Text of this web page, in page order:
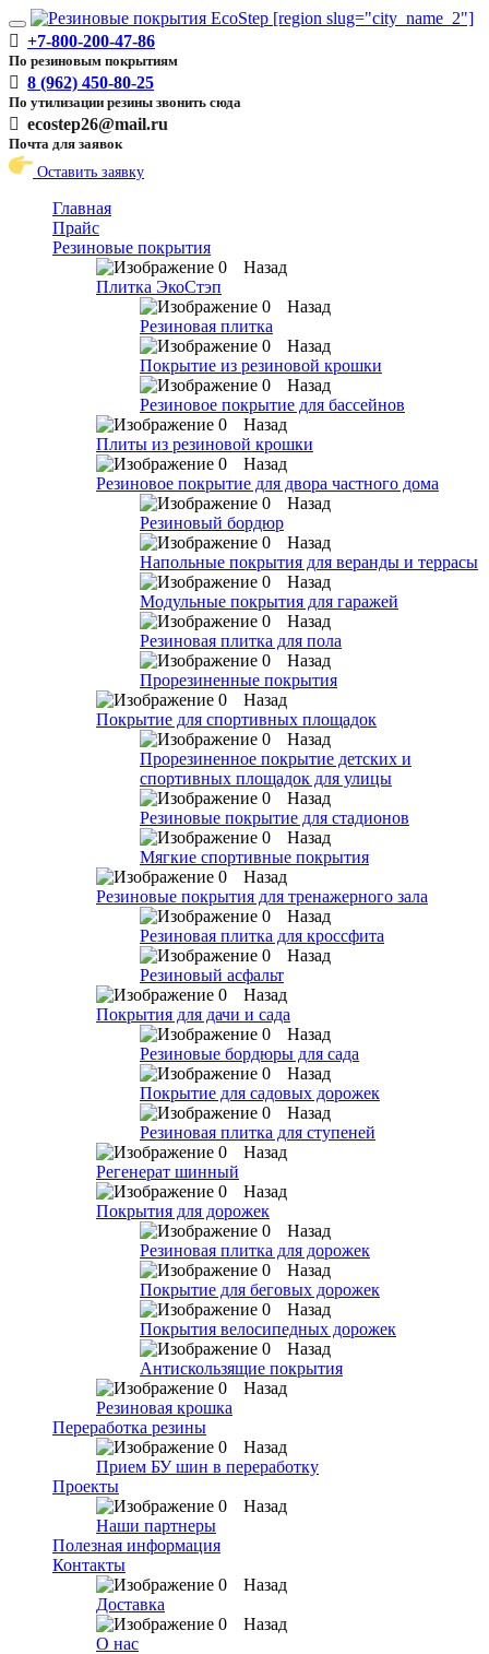
Toggle
navigation
+7-800-200-47-86
По резиновым покрытиям
8 (962) 450-80-25
По утилизации резины звонить сюда
ecostep26@mail.ru
Почта для заявок
Оставить заявку
Главная
Прайс
Резиновые покрытия
Назад
Плитка ЭкоСтэп
Назад
Резиновая плитка
Назад
Покрытие из резиновой крошки
Назад
Резиновое покрытие для бассейнов
Назад
Плиты из резиновой крошки
Назад
Резиновое покрытие для двора частного дома
Назад
Резиновый бордюр
Назад
Напольные покрытия для веранды и террасы
Назад
Модульные покрытия для гаражей
Назад
Резиновая плитка для пола
Назад
Прорезиненные покрытия
Назад
Покрытие для спортивных площадок
Назад
Прорезиненное покрытие детских и
спортивных площадок для улицы
Назад
Резиновые покрытие для стадионов
Назад
Мягкие спортивные покрытия
Назад
Резиновые покрытия для тренажерного зала
Назад
Резиновая плитка для кроссфита
Назад
Резиновый асфальт
Назад
Покрытия для дачи и сада
Назад
Резиновые бордюры для сада
Назад
Покрытие для садовых дорожек
Назад
Резиновая плитка для ступеней
Назад
Регенерат шинный
Назад
Покрытия для дорожек
Назад
Резиновая плитка для дорожек
Назад
Покрытие для беговых дорожек
Назад
Покрытия велосипедных дорожек
Назад
Антискользящие покрытия
Назад
Резиновая крошка
Переработка резины
Назад
Прием БУ шин в переработку
Проекты
Назад
Наши партнеры
Полезная информация
Контакты
Назад
Доставка
Назад
О нас